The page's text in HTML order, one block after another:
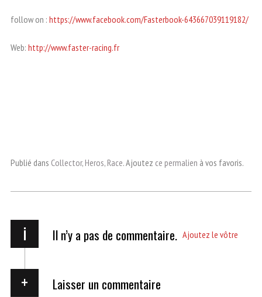
follow on : https://www.facebook.com/Fasterbook-643667039119182/
Web: http://www.faster-racing.fr
Publié dans Collector, Heros, Race. Ajoutez ce permalien à vos favoris.
i Il n’y a pas de commentaire. Ajoutez le vôtre
Laisser un commentaire